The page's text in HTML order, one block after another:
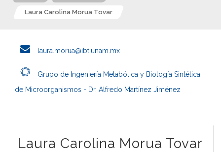
Laura Carolina Morua Tovar
laura.morua@ibt.unam.mx
Grupo de Ingeniería Metabólica y Biología Sintética
de Microorganismos - Dr. Alfredo Martínez Jiménez
Laura Carolina Morua Tovar